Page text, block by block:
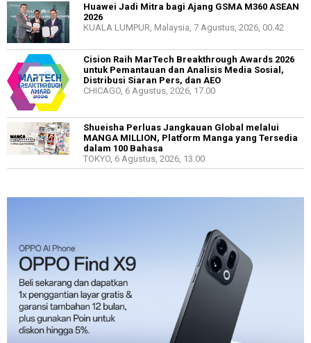
Huawei Jadi Mitra bagi Ajang GSMA M360 ASEAN
2026
KUALA LUMPUR, Malaysia, 7 Agustus, 2026, 00.42
Cision Raih MarTech Breakthrough Awards 2026
untuk Pemantauan dan Analisis Media Sosial,
Distribusi Siaran Pers, dan AEO
CHICAGO, 6 Agustus, 2026, 17.00
Shueisha Perluas Jangkauan Global melalui
MANGA MILLION, Platform Manga yang Tersedia
dalam 100 Bahasa
TOKYO, 6 Agustus, 2026, 13.00